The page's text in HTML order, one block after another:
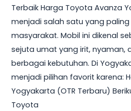
Terbaik Harga Toyota Avanza
menjadi salah satu yang paling
masyarakat. Mobil ini dikenal
sejuta umat yang irit, nyaman,
berbagai kebutuhan. Di
menjadi pilihan favorit karena:
Yogyakarta (OTR Terbaru)
Toyota